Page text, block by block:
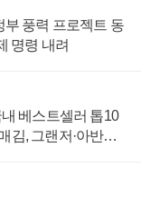
부 풍력 프로젝트 동
명령 내려
베스트셀러 톱10
김, 그랜저·아반떼